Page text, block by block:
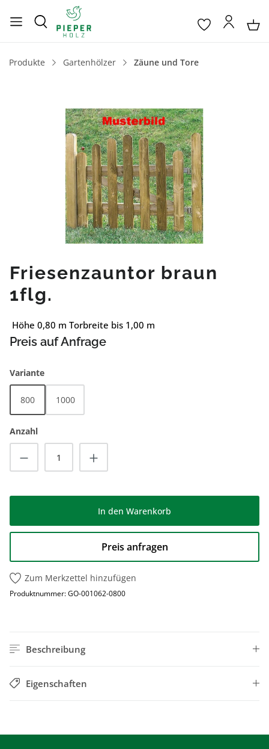
Produkte Gartenhölzer Zäune und Tore
Bildergalerie überspringen
Friesenzauntor braun
1flg.
Höhe 0,80 m Torbreite bis 1,00 m
Preis auf Anfrage
Varianteauswählen
800 1000
Anzahl
Produkt Anzahl: Gib den gewünschten
In den Warenkorb
Preis anfragen
Zum Merkzettel hinzufügen
Produktnummer:GO-001062-0800
Beschreibung
Eigenschaften